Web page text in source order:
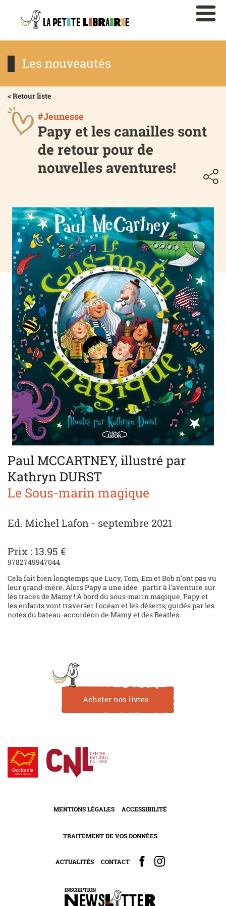
Les nouveautés
< Retour liste
#Jeunesse
Papy et les canailles sont
de retour pour de
nouvelles aventures!
Paul MCCARTNEY, illustré par
Kathryn DURST
Le Sous-marin magique
Ed. Michel Lafon - septembre 2021
Prix : 13.95 €
9782749947044
Cela fait bien longtemps que Lucy, Tom, Em et Bob n'ont pas vu
leur grand-mère. Alors Papy a une idée : partir à l'aventure sur
les traces de Mamy ! À bord du sous-marin magique, Papy et
les enfants vont traverser l'océan et les déserts, guidés par les
notes du bateau-accordéon de Mamy et des Beatles.
Acheter nos livres
MENTIONS LÉGALES ACCESSIBILITÉ
TRAITEMENT DE VOS DONNÉES
ACTUALITÉS CONTACT